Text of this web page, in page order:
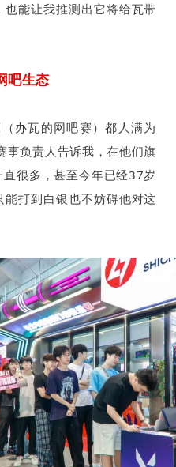
能让我推测出它将给瓦带
吧生态
办瓦的网吧赛）都人满为
事负责人告诉我，在他们旗
很多，甚至今年已经37岁
打到白银也不妨碍他对这